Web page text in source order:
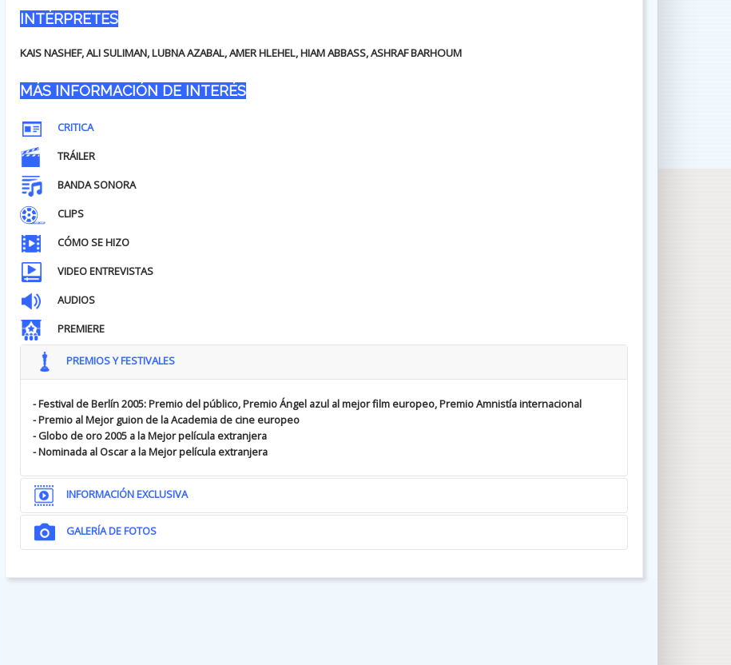
INTÉRPRETES
KAIS NASHEF, ALI SULIMAN, LUBNA AZABAL, AMER HLEHEL, HIAM ABBASS, ASHRAF BARHOUM
MÁS INFORMACIÓN DE INTERÉS
CRITICA
TRÁILER
BANDA SONORA
CLIPS
CÓMO SE HIZO
VIDEO ENTREVISTAS
AUDIOS
PREMIERE
PREMIOS Y FESTIVALES
- Festival de Berlín 2005: Premio del público, Premio Ángel azul al mejor film europeo, Premio Amnistía internacional
- Premio al Mejor guion de la Academia de cine europeo
- Globo de oro 2005 a la Mejor película extranjera
- Nominada al Oscar a la Mejor película extranjera
INFORMACIÓN EXCLUSIVA
GALERÍA DE FOTOS